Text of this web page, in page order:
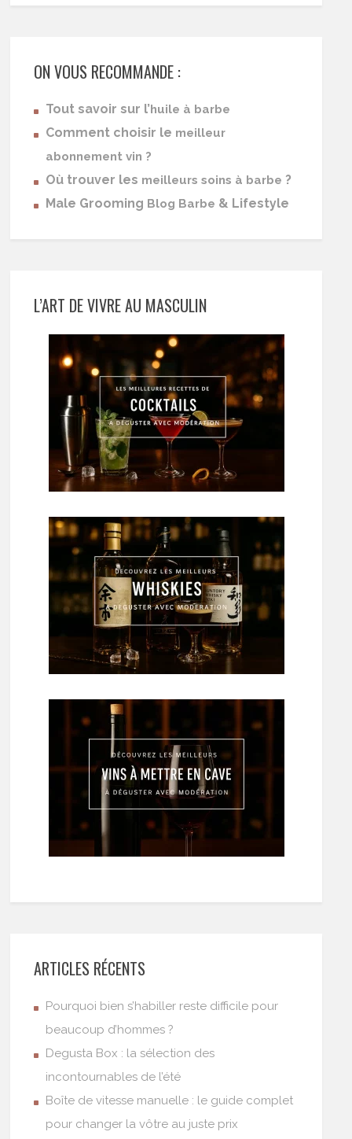
ON VOUS RECOMMANDE :
Tout savoir sur l’huile à barbe
Comment choisir le meilleur
abonnement vin ?
Où trouver les meilleurs soins à barbe ?
Male Grooming Blog Barbe & Lifestyle
L’ART DE VIVRE AU MASCULIN
ARTICLES RÉCENTS
Pourquoi bien s’habiller reste difficile pour
beaucoup d’hommes ?
Degusta Box : la sélection des
incontournables de l’été
Boîte de vitesse manuelle : le guide complet
pour changer la vôtre au juste prix